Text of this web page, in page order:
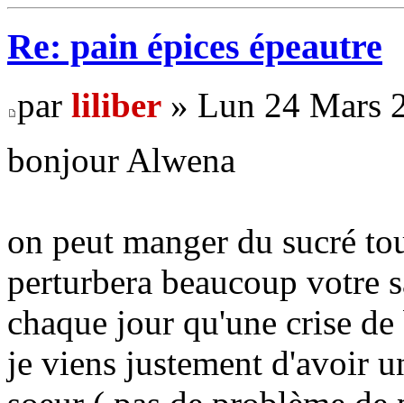
Re: pain épices épeautre
par liliber » Lun 24 Mars
bonjour Alwena
on peut manger du sucré
perturbera beaucoup votre
chaque jour qu'une crise
je viens justement d'avoir